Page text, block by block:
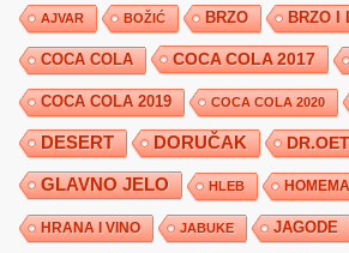
AJVAR BOŽIĆ BRZO BRZO I
COCA COLA COCA COLA 2017
COCA COLA 2019 COCA COLA 2020
DESERT DORUČAK
GLAVNO JELO HLEB
HRANA I VINO JABUKE JAGODE